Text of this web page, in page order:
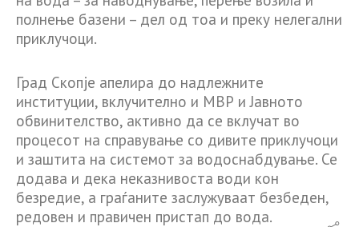
полнење базени – дел од тоа и преку нелегални
приклучоци.
Град Скопје апелира до надлежните
институции, вклучително и МВР и Јавното
обвинителство, активно да се вклучат во
процесот на справување со дивите приклучоци
и заштита на системот за водоснабдување. Се
додава и дека неказнивоста води кон
безредие, а граѓаните заслужуваат безбеден,
редовен и правичен пристап до вода.